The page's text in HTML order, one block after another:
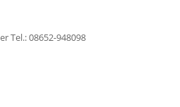
Tel.: 08652-948098